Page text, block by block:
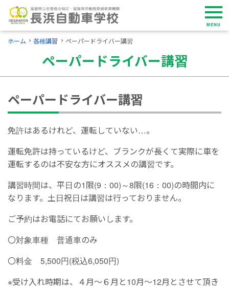
MENU
ホーム 各種講習 ペーパードライバー講習
ペーパードライバー講習
ペーパードライバー講習
免許はあるけれど、運転していない…。
運転免許は持っているけど、ブランクが長くて実際に車を
運転するのは不安な方にオススメの講習です。
講習時間は、平日の1限(9：00)～8限(16：00)の時間内に
なります。土日祝日は講習は行っておりません。
ご予約はお電話にてお願いします。
〇対象車種 普通車のみ
〇料金 5,500円(税込6,050円)
※受け入れ時期は、４月～６月と10月～12月とさせて頂き